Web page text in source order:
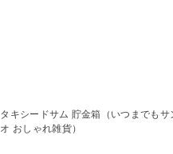
タキシードサム 貯金箱（いつまでもサ
オ おしゃれ雑貨）